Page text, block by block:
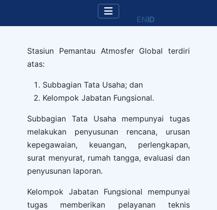
ENID
Stasiun Pemantau Atmosfer Global terdiri
atas:
Subbagian Tata Usaha; dan
Kelompok Jabatan Fungsional.
Subbagian Tata Usaha mempunyai tugas
melakukan penyusunan rencana, urusan
kepegawaian, keuangan, perlengkapan,
surat menyurat, rumah tangga, evaluasi dan
penyusunan laporan.
Kelompok Jabatan Fungsional mempunyai
tugas memberikan pelayanan teknis